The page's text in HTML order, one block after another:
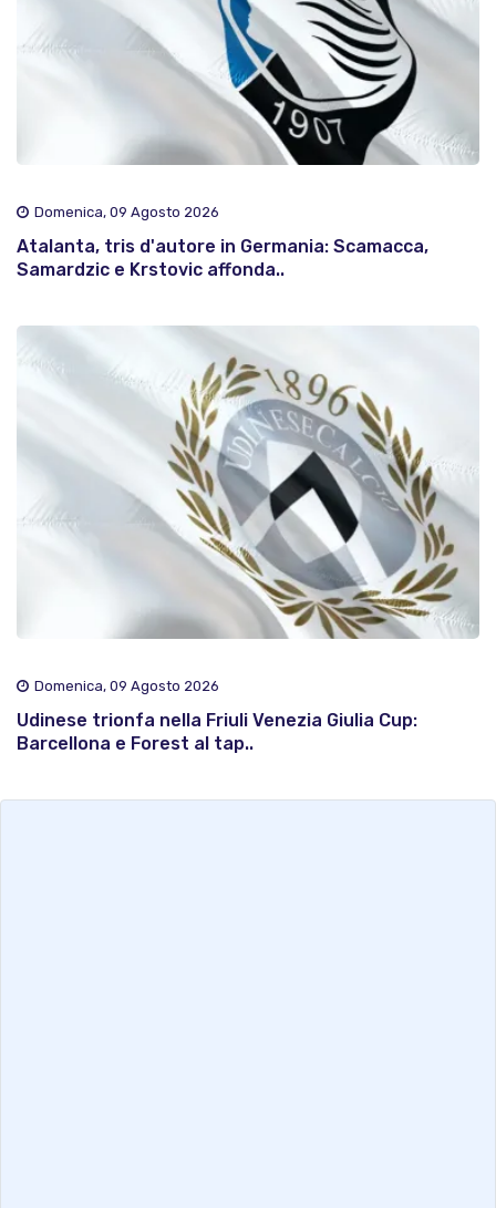
Domenica, 09 Agosto 2026
Atalanta, tris d'autore in Germania: Scamacca,
Samardzic e Krstovic affonda..
Domenica, 09 Agosto 2026
Udinese trionfa nella Friuli Venezia Giulia Cup:
Barcellona e Forest al tap..